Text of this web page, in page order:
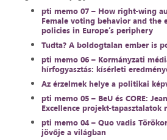
pti memo 07 – How right-wing
Female voting behavior and the
policies in Europe’s periphery
Tudta? A boldogtalan ember is
pti memo 06 – Kormányzati
hírfogyasztás: kísérleti
Az érzelmek helye a politikai
pti memo 05 – BeU és CORE:
Excellence projekt-tapasztalatok
pti memo 04 – Quo vadis
jövője a világban